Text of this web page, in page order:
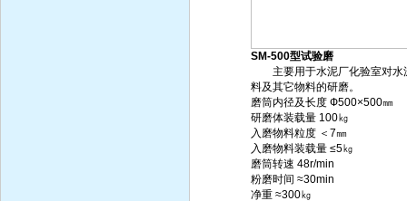
SM-500型试验磨
主要用于水泥厂化验室对水
料及其它物料的研磨。
磨筒内径及长度 Ф500×500㎜
研磨体装载量 100㎏
入磨物料粒度 ＜7㎜
入磨物料装载量 ≤5㎏
磨筒转速 48r/min
粉磨时间 ≈30min
净重 ≈300㎏